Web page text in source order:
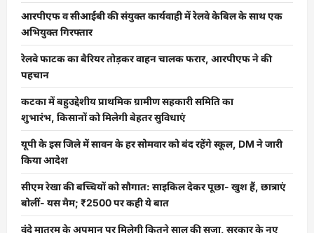
आरपीएफ व सीआईबी की संयुक्त कार्यवाही में रेलवे केबिल के साथ एक
अभियुक्त गिरफ्तार
रेलवे फाटक का बैरियर तोड़कर वाहन चालक फरार, आरपीएफ ने की
पहचान
कटका में बहुउद्देशीय प्राथमिक ग्रामीण सहकारी समिति का
शुभारंभ, किसानों को मिलेगी बेहतर सुविधाएं
यूपी के इस जिले में सावन के हर सोमवार को बंद रहेंगे स्कूल, DM ने जारी
किया आदेश
सीएम रेखा की बच्चियों को सौगात: साइकिल देकर पूछा- खुश हैं, छात्राएं
बोलीं- यस मैम; ₹2500 पर कही ये बात
वंदे मातरम् के अपमान पर मिलेगी कितने साल की सजा, सरकार के नए